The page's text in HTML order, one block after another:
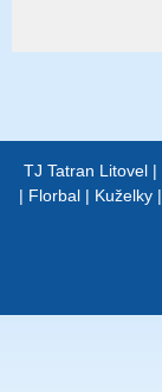
TJ Tatran Litovel |
| Florbal | Kuželky |